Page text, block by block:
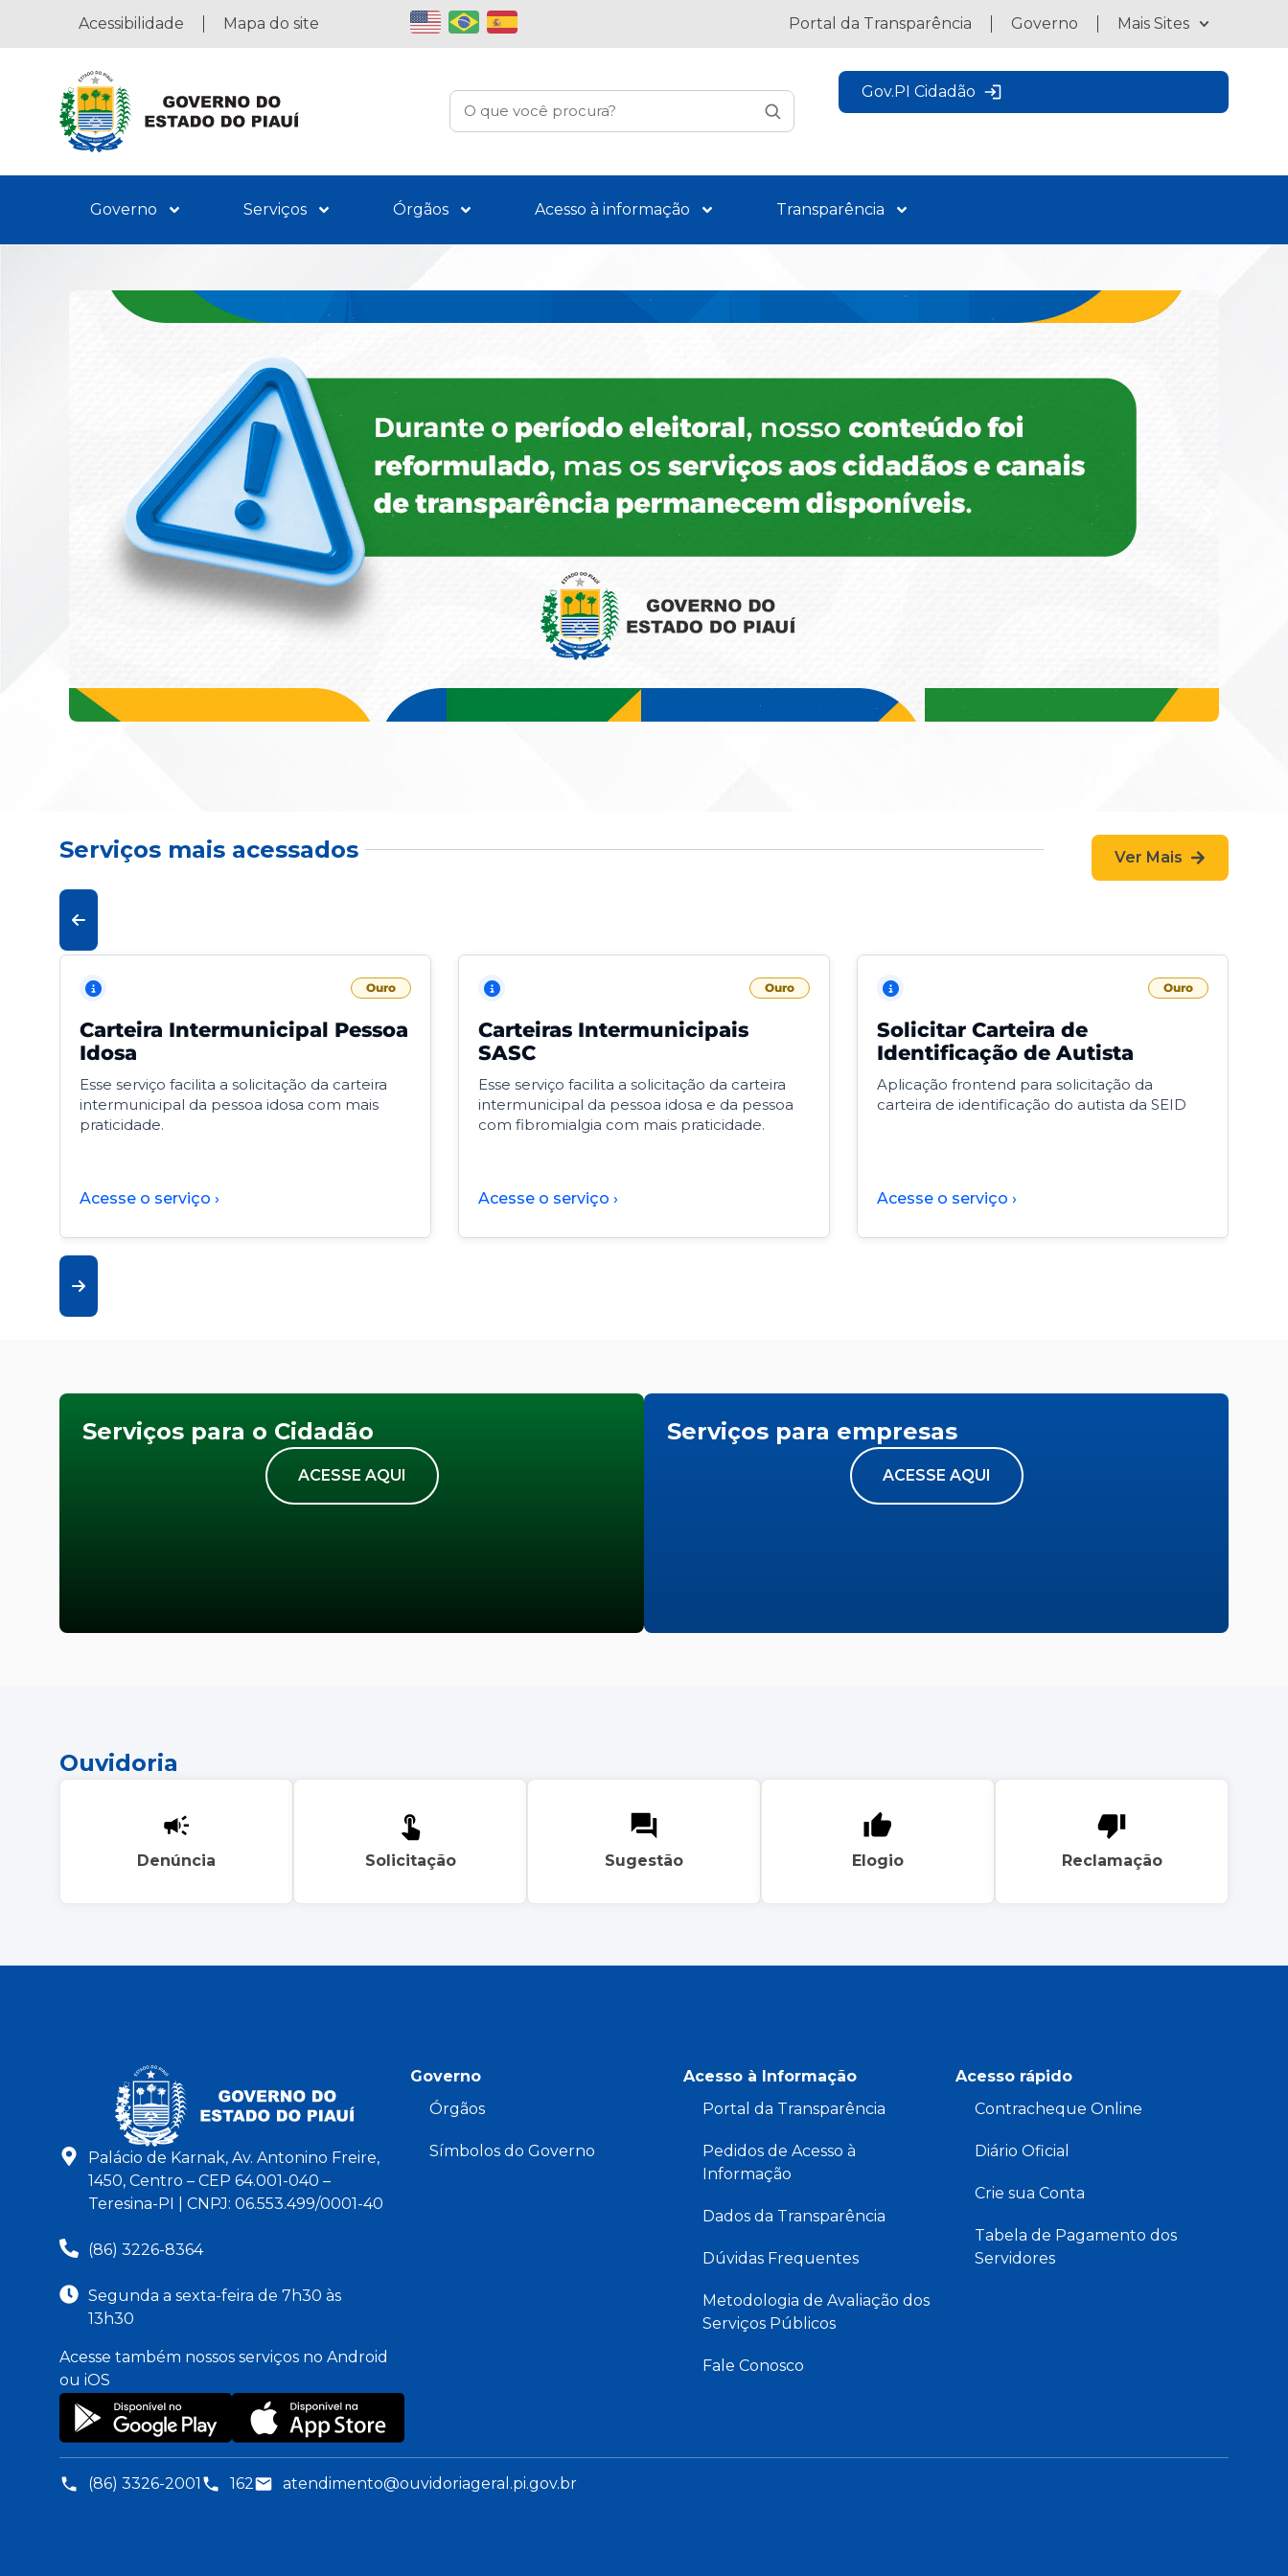
Acessibilidade Mapa do site Portal da Transparência Governo Mais Sites
Gov.PI Cidadão
Governo Serviços Órgãos Acesso à informação Transparência
Serviços mais acessados Ver Mais
Ouro
Carteira Intermunicipal Pessoa
Idosa
Esse serviço facilita a solicitação da carteira
intermunicipal da pessoa idosa com mais
praticidade.
Acesse o serviço ›
Ouro
Carteiras Intermunicipais
SASC
Esse serviço facilita a solicitação da carteira
intermunicipal da pessoa idosa e da pessoa
com fibromialgia com mais praticidade.
Acesse o serviço ›
Ouro
Solicitar Carteira de
Identificação de Autista
Aplicação frontend para solicitação da
carteira de identificação do autista da SEID
Acesse o serviço ›
Serviços para o Cidadão
ACESSE AQUI
Serviços para empresas
ACESSE AQUI
Ouvidoria
Denúncia Solicitação Sugestão Elogio Reclamação
Palácio de Karnak, Av. Antonino Freire,
1450, Centro – CEP 64.001-040 –
Teresina-PI | CNPJ: 06.553.499/0001-40
(86) 3226-8364
Segunda a sexta-feira de 7h30 às
13h30
Acesse também nossos serviços no Android
ou iOS
Governo
Órgãos
Símbolos do Governo
Acesso à Informação
Portal da Transparência
Pedidos de Acesso à
Informação
Dados da Transparência
Dúvidas Frequentes
Metodologia de Avaliação dos
Serviços Públicos
Fale Conosco
Acesso rápido
Contracheque Online
Diário Oficial
Crie sua Conta
Tabela de Pagamento dos
Servidores
(86) 3326-2001 162 atendimento@ouvidoriageral.pi.gov.br